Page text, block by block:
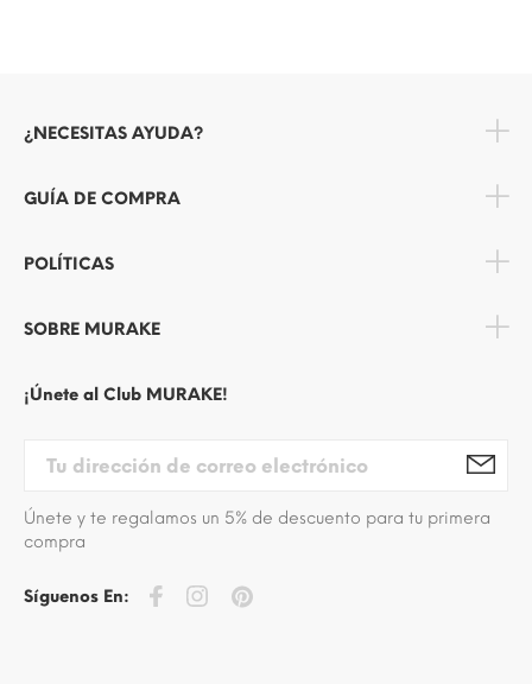
¿NECESITAS AYUDA?
GUÍA DE COMPRA
POLÍTICAS
SOBRE MURAKE
¡Únete al Club MURAKE!
Únete y te regalamos un 5% de descuento para tu primera
compra
Síguenos En: